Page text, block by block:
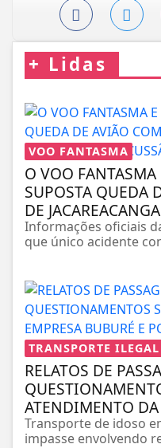
+ Lidas
VOO FANTASMA
O VOO FANTASMA
SUPOSTA QUEDA
DE
Informações oficiais
que único acidente
TRANSPORTE ILEGAL
RELATOS DE
ATENDIMENTO DA
Transporte de idoso
impasse envolvendo